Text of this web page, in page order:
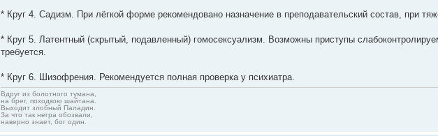
* Круг 4. Садизм. При лёгкой форме рекомендовано назначение в преподавательский состав, при
* Круг 5. Латентный (скрытый, подавленный) гомосексуализм. Возможны приступы
требуется.
* Круг 6. Шизофрения. Рекомендуется полная проверка у психиатра.
Вдруг из болотного тумана,
на брег, походкою шайтана.
Выходит злобный Паладин.
За что так негра обозвали,
наверно знает, бог один.